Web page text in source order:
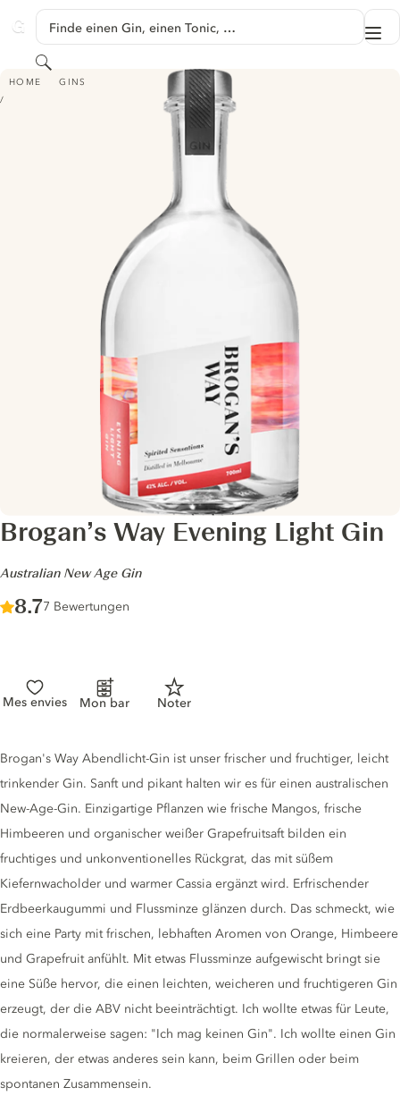
GINVENTORY
Finde einen Gin, einen Tonic, …
Suchen
HOME GINS
BROGAN’S WAY EVENING LIGHT GIN - AUSTRALIAN NEW AGE GIN
Brogan’s Way Evening Light Gin
-
Australian New Age Gin
Score :
8.7/ 10
7 Bewertungen
Mes envies Mon bar Noter
Gin description
Brogan's Way Abendlicht-Gin ist unser frischer und fruchtiger, leicht
trinkender Gin. Sanft und pikant halten wir es für einen australischen
New-Age-Gin. Einzigartige Pflanzen wie frische Mangos, frische
Himbeeren und organischer weißer Grapefruitsaft bilden ein
fruchtiges und unkonventionelles Rückgrat, das mit süßem
Kiefernwacholder und warmer Cassia ergänzt wird. Erfrischender
Erdbeerkaugummi und Flussminze glänzen durch. Das schmeckt, wie
sich eine Party mit frischen, lebhaften Aromen von Orange, Himbeere
und Grapefruit anfühlt. Mit etwas Flussminze aufgewischt bringt sie
eine Süße hervor, die einen leichten, weicheren und fruchtigeren Gin
erzeugt, der die ABV nicht beeinträchtigt. Ich wollte etwas für Leute,
die normalerweise sagen: "Ich mag keinen Gin". Ich wollte einen Gin
kreieren, der etwas anderes sein kann, beim Grillen oder beim
spontanen Zusammensein.